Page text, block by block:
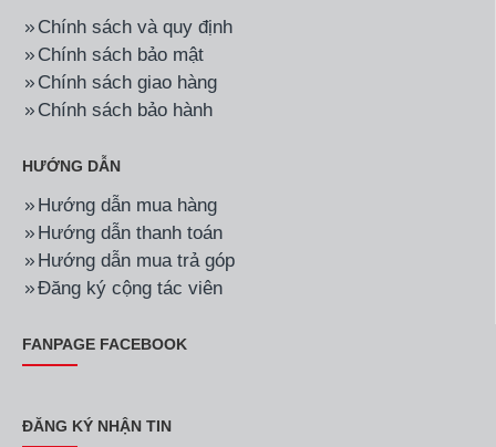
Chính sách và quy định
Chính sách bảo mật
Chính sách giao hàng
Chính sách bảo hành
HƯỚNG DẪN
Hướng dẫn mua hàng
Hướng dẫn thanh toán
Hướng dẫn mua trả góp
Đăng ký cộng tác viên
FANPAGE FACEBOOK
ĐĂNG KÝ NHẬN TIN